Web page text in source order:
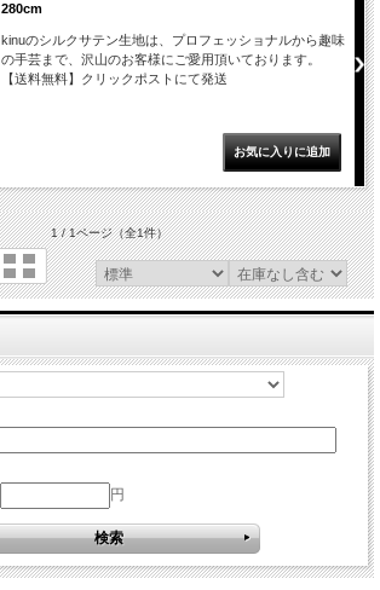
280cm
kinuのシルクサテン生地は、プロフェッショナルから趣味
の手芸まで、沢山のお客様にご愛用頂いております。
【送料無料】クリックポストにて発送
1 / 1ページ（全1件）
円